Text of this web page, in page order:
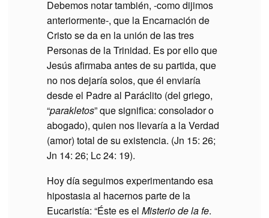
Debemos notar también, -como dijimos
anteriormente-, que la Encarnación de
Cristo se da en la unión de las tres
Personas de la Trinidad. Es por ello que
Jesús afirmaba antes de su partida, que
no nos dejaría solos, que él enviaría
desde el Padre al Paráclito (del griego,
“parakletos” que significa: consolador o
abogado), quien nos llevaría a la Verdad
(amor) total de su existencia. (Jn 15: 26;
Jn 14: 26; Lc 24: 19).
Hoy día seguimos experimentando esa
hipostasia al hacernos parte de la
Eucaristía: “Éste es el Misterio de la fe.